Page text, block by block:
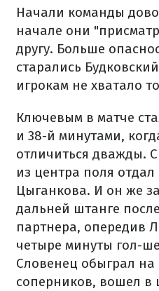
Начали команды
начале они
другу. Больше
старались
игрокам не хватало
Ключевым в матче
и 38-й минутами,
отличиться дважды.
из центра поля
Цыганкова. И он же
дальней штанге
партнера, опередив
четыре минуты гол-
Словенец обыграл на
соперников, вошел